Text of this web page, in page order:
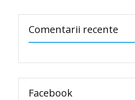
Comentarii recente
Facebook